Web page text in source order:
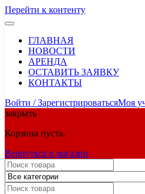
Перейти к контенту
ГЛАВНАЯ
НОВОСТИ
АРЕНДА
ОСТАВИТЬ ЗАЯВКУ
КОНТАКТЫ
Войти / ЗарегистрироватьсяМоя
закрыть
Корзина пуста.
Вернуться в магазин